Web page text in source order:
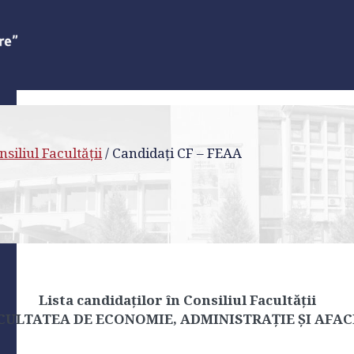
Facultății / Candidați CF – FEAA
Lista candidaților în Consiliul Facultății
DE ECONOMIE, ADMINISTRAȚIE ȘI